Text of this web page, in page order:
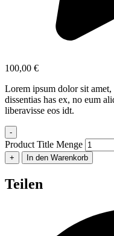
100,00 €
Lorem ipsum dolor sit amet,
dissentias has ex, no eum
liberavisse eos idt.
-
Product Title Menge
+ In den Warenkorb
Teilen